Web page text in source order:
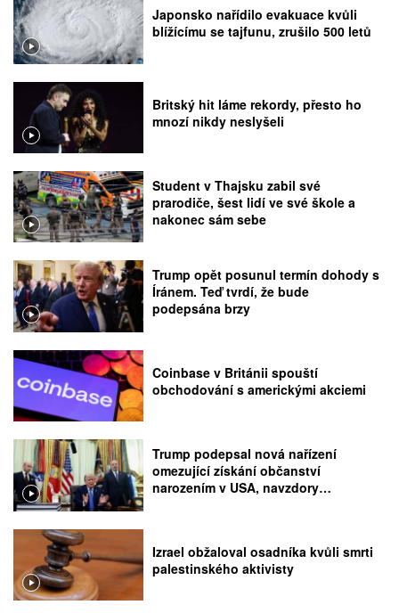
Japonsko nařídilo evakuace kvůli
blížícímu se tajfunu, zrušilo 500 letů
Britský hit láme rekordy, přesto ho
mnozí nikdy neslyšeli
Student v Thajsku zabil své
prarodiče, šest lidí ve své škole a
nakonec sám sebe
Trump opět posunul termín dohody s
Íránem. Teď tvrdí, že bude
podepsána brzy
Coinbase v Británii spouští
obchodování s americkými akciemi
Trump podepsal nová nařízení
omezující získání občanství
narozením v USA, navzdory
Izrael obžaloval osadníka kvůli smrti
palestinského aktivisty